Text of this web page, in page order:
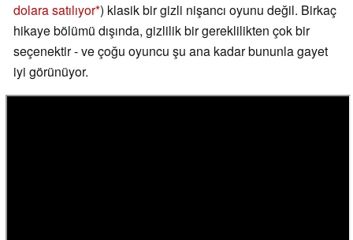
dolara satılıyor ) klasik bir gizli nişancı oyunu değil. Birkaç
hikaye bölümü dışında, gizlilik bir gereklilikten çok bir
seçenektir - ve çoğu oyuncu şu ana kadar bununla gayet
iyi görünüyor.